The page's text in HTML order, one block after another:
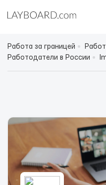
Работа за границей
Работодатели в России